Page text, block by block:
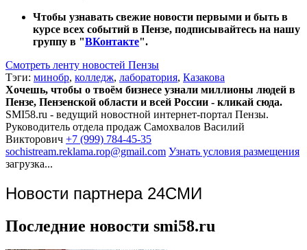
Чтобы узнавать свежие новости первыми и быть в
курсе всех событий в Пензе, подписывайтесь на нашу
группу в "ВКонтакте".
Смотреть ленту новостей Пензы
Тэги: минобр, колледж, лаборатория, Казакова
Хочешь, чтобы о твоём бизнесе узнали миллионы людей в
Пензе, Пензенской области и всей России - кликай сюда.
SMI58.ru - ведущий новостной интернет-портал Пензы.
Руководитель отдела продаж Самохвалов Василий
Викторович +7 (999) 784-45-35
sochistream.reklama.rop@gmail.com Узнать условия размещения
загрузка...
Новости партнера 24СМИ
Последние новости smi58.ru